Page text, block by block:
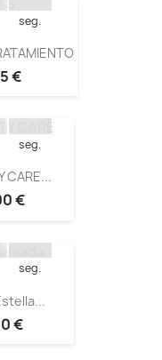
seg.
€
seg.
CARE...
€
seg.
€